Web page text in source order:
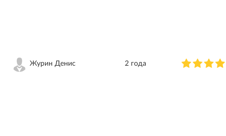
Журин Денис 2 года